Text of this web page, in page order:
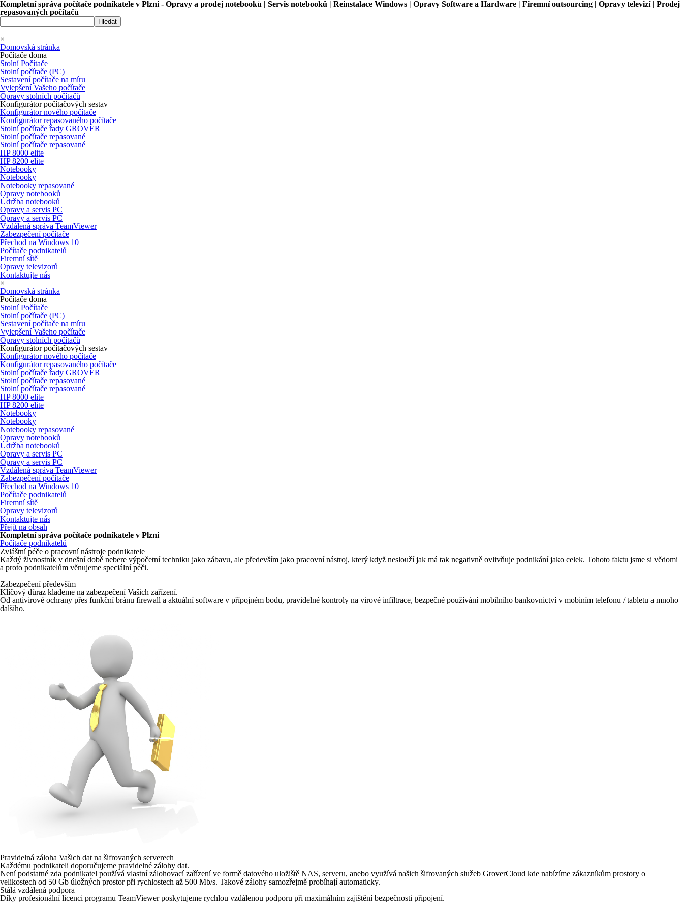
Kompletní správa počítače podnikatele v Plzni - Opravy a prodej notebooků | Servis notebooků | Reinstalace Windows | Opravy Software a Hardware | Firemní outsourcing | Opravy televizí | Prodej
repasovaných počítačů
Hledat
×
Domovská stránka
Počítače doma
Stolní Počítače
Stolní počítače (PC)
Sestavení počítače na míru
Vylepšení Vašeho počítače
Opravy stolních počítačů
Konfigurátor počítačových sestav
Konfigurátor nového počítače
Konfigurátor repasovaného počítače
Stolní počítače řady GROVER
Stolní počítače repasované
Stolní počítače repasované
HP 8000 elite
HP 8200 elite
Notebooky
Notebooky
Notebooky repasované
Opravy notebooků
Údržba notebooků
Opravy a servis PC
Opravy a servis PC
Vzdálená správa TeamViewer
Zabezpečení počítače
Přechod na Windows 10
Počítače podnikatelů
Firemní sítě
Opravy televizorů
Kontaktujte nás
×
Domovská stránka
Počítače doma
Stolní Počítače
Stolní počítače (PC)
Sestavení počítače na míru
Vylepšení Vašeho počítače
Opravy stolních počítačů
Konfigurátor počítačových sestav
Konfigurátor nového počítače
Konfigurátor repasovaného počítače
Stolní počítače řady GROVER
Stolní počítače repasované
Stolní počítače repasované
HP 8000 elite
HP 8200 elite
Notebooky
Notebooky
Notebooky repasované
Opravy notebooků
Údržba notebooků
Opravy a servis PC
Opravy a servis PC
Vzdálená správa TeamViewer
Zabezpečení počítače
Přechod na Windows 10
Počítače podnikatelů
Firemní sítě
Opravy televizorů
Kontaktujte nás
Přejít na obsah
Kompletní správa počítače podnikatele v Plzni
Počítače podnikatelů
Zvláštní péče o pracovní nástroje podnikatele
Každý živnostník v dnešní době nebere výpočetní techniku jako zábavu, ale především jako pracovní nástroj, který když neslouží jak má tak negativně ovlivňuje podnikání jako celek. Tohoto faktu jsme si vědomi
a proto podnikatelům věnujeme speciální péči.
Zabezpečení především
Klíčový důraz klademe na zabezpečení Vašich zařízení.
Od antivirové ochrany přes funkční bránu firewall a aktuální software v přípojném bodu, pravidelné kontroly na virové infiltrace, bezpečné používání mobilního bankovnictví v mobiním telefonu / tabletu a mnoho
dalšího.
Pravidelná záloha Vašich dat na šifrovaných serverech
Každému podnikateli doporučujeme pravidelné zálohy dat.
Není podstatné zda podnikatel používá vlastní zálohovací zařízení ve formě datového uložiště NAS, serveru, anebo využívá našich šifrovaných služeb GroverCloud kde nabízíme zákazníkům prostory o
velikostech od 50 Gb úložných prostor při rychlostech až 500 Mb/s. Takové zálohy samozřejmě probíhají automaticky.
Stálá vzdálená podpora
Díky profesionální licenci programu TeamViewer poskytujeme rychlou vzdálenou podporu při maximálním zajištění bezpečnosti připojení.